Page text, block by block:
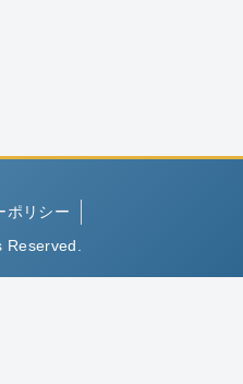
ポリシー
Reserved.